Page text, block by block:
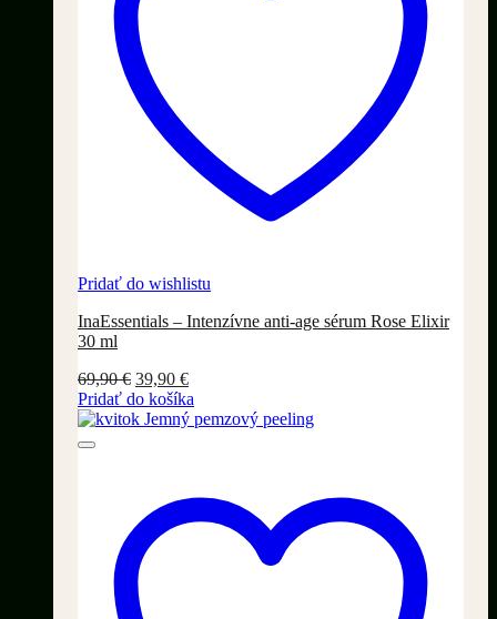
Pridať do wishlistu
InaEssentials – Intenzívne anti-age sérum Rose Elixir
30 ml
69,90€ Pôvodná
cena
bola:
39,90 €Aktuálna
cena
je:
Pridať do košíka